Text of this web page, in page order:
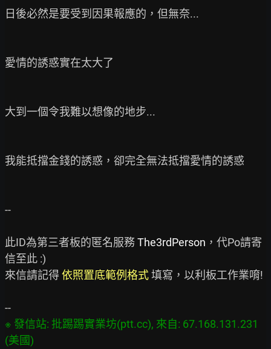
日後必然是要受到因果報應的，但無奈...
愛情的誘惑實在太大了
大到一個令我難以想像的地步...
我能抵擋金錢的誘惑，卻完全無法抵擋愛情的誘惑
--
此ID為第三者板的匿名服務 The3rdPerson ，代Po請寄
信至此 :)
來信請記得 依照置底範例格式 填寫，以利板工作業唷!
※ 發信站: 批踢踢實業坊(ptt.cc), 來自: 67.168.131.231
(美國)